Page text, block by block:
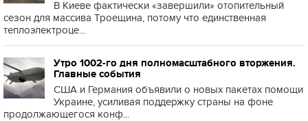
В Киеве фактически «завершили» отопительный
сезон для массива Троещина, потому что единственная
теплоэлектроце...
Утро 1002-го дня полномасштабного вторжения.
Главные события
США и Германия объявили о новых пакетах помощи
Украине, усиливая поддержку страны на фоне
продолжающегося конф...